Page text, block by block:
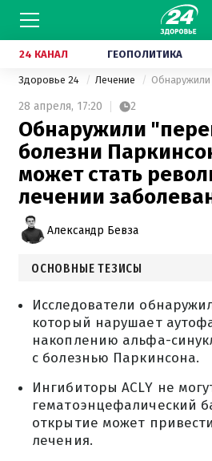
24 КАНАЛ ГЕОПОЛИТИКА
Здоровье 24 Лечение
28 апреля, 17:20 2
Обнаружили
болезни
может стать
лечении
Александр Бевза
ОСНОВНЫЕ ТЕЗИСЫ
Исследователи
который нарушает
накоплению альфа-
с болезнью Паркинсона.
Ингибиторы ACLY не
гематоэнцефалический
открытие может
лечения.